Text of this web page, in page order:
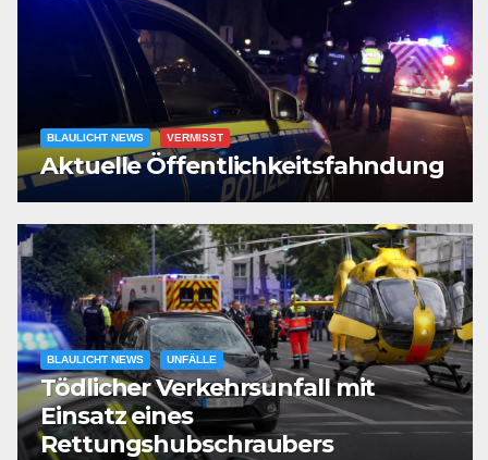
BLAULICHT NEWS VERMISST
Aktuelle Öffentlichkeitsfahndung
BLAULICHT NEWS UNFÄLLE
Tödlicher Verkehrsunfall mit
Einsatz eines
Rettungshubschraubers